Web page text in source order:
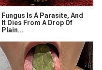
Fungus Is A Parasite, And
It Dies From A Drop Of
Plain...